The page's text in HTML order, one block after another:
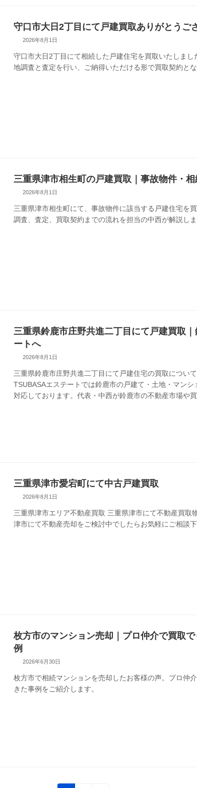
守口市大日2丁目にて戸建買取ありがとうご
2026年8月1日
守口市大日2丁目にて相続した戸建住宅を買取いたしま
地調査と査定を行い、ご納得いただける形で買取契約と
三重県津市相生町の戸建買取｜事故物件・
2026年8月1日
三重県津市相生町にて、事故物件に該当する戸建住宅を
調査、査定、買取契約までの流れを担当の中西が解説しま
三重県鈴鹿市庄野共進二丁目にて戸建買取
ートへ
2026年8月1日
三重県鈴鹿市庄野共進二丁目にて戸建住宅の買取につい
TSUBASAエステートでは鈴鹿市の戸建て・土地・マン
対応しております。代表・中西が鈴鹿市の不動産市場や
三重県津市愛宕町にて中古戸建買取
2026年8月1日
三重県津市エリア不動産買取 三重県津市にて不動産買
津市にて不動産売却をご検討中でしたらお気軽にご相談
枚方市のマンション売却｜プロ仲介で買取
例
2026年6月30日
枚方市で相続マンションを売却したお客様の声。プロ仲
きた事例をご紹介します。